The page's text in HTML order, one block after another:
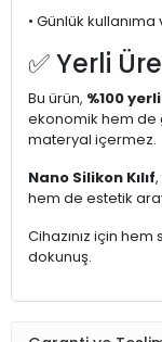
• Günlük
✅ Yerli
Bu ürün, %100
ekonomik hem de
materyal içermez.
Nano Silikon Kılıf
hem de estetik
Cihazınız için
dokunuş.